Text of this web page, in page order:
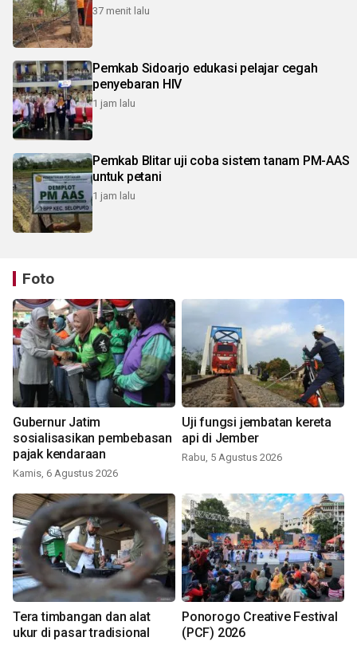
37 menit lalu
Pemkab Sidoarjo edukasi pelajar cegah
penyebaran HIV
1 jam lalu
Pemkab Blitar uji coba sistem tanam PM-AAS
untuk petani
1 jam lalu
Foto
Gubernur Jatim
sosialisasikan pembebasan
pajak kendaraan
Kamis, 6 Agustus 2026
Uji fungsi jembatan kereta
api di Jember
Rabu, 5 Agustus 2026
Tera timbangan dan alat
ukur di pasar tradisional
Ponorogo Creative Festival
(PCF) 2026